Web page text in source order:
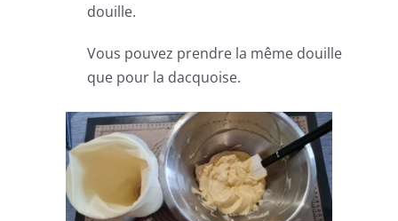
douille.
Vous pouvez prendre la même douille
que pour la dacquoise.